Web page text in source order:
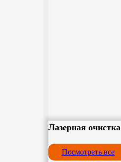
Лазерная очистка
Посмотреть все